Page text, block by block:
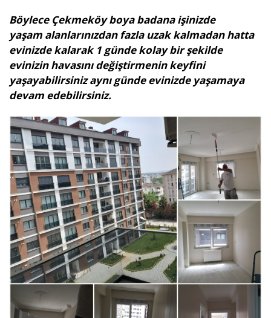
Böylece Çekmeköy boya badana işinizde
yaşam alanlarınızdan fazla uzak kalmadan hatta
evinizde kalarak 1 günde kolay bir şekilde
evinizin havasını değiştirmenin keyfini
yaşayabilirsiniz aynı günde evinizde yaşamaya
devam edebilirsiniz.